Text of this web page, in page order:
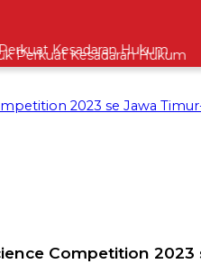
Kesadaran Hukum
2023 se Jawa
Competition